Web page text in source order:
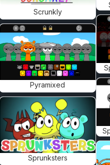
Scrunkly
Pyramixed
Sprunksters